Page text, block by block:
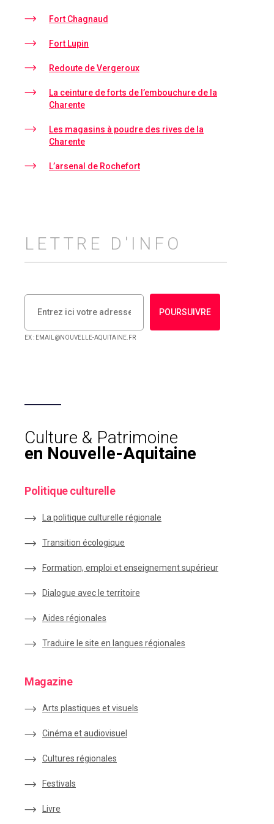
Fort Chagnaud
Fort Lupin
Redoute de Vergeroux
La ceinture de forts de l’embouchure de la
Charente
Les magasins à poudre des rives de la
Charente
L’arsenal de Rochefort
LETTRE D'INFO
POURSUIVRE
EX : EMAIL@NOUVELLE-AQUITAINE.FR
Culture & Patrimoine
en Nouvelle-Aquitaine
Politique culturelle
La politique culturelle régionale
Transition écologique
Formation, emploi et enseignement supérieur
Dialogue avec le territoire
Aides régionales
Traduire le site en langues régionales
Magazine
Arts plastiques et visuels
Cinéma et audiovisuel
Cultures régionales
Festivals
Livre